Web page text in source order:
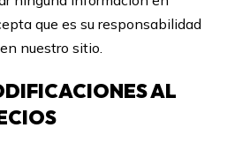
que es su responsabilidad
nuestro sitio.
AL